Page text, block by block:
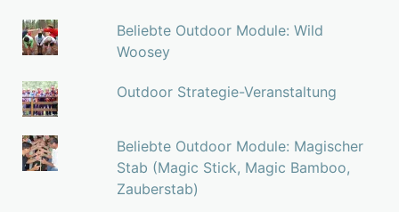
Beliebte Outdoor Module: Wild
Woosey
Outdoor Strategie-Veranstaltung
Beliebte Outdoor Module: Magischer
Stab (Magic Stick, Magic Bamboo,
Zauberstab)